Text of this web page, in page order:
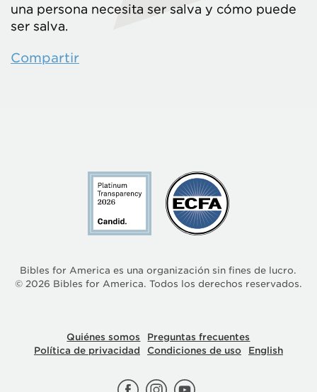
una persona necesita ser salva y cómo puede
ser salva.
Compartir
Bibles for America es una organización sin fines de lucro.
© 2026 Bibles for America. Todos los derechos reservados.
Quiénes somos
Preguntas frecuentes
Política de privacidad
Condiciones de uso English